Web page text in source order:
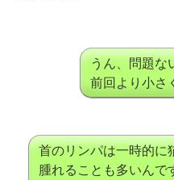
うん、問題な
前回より小さ
首のリンパは一時的に
腫れることも多いんで